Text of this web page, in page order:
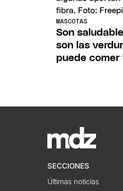
MASCOTAS
Son
son las
puede comer
SECCIONES
Últimas noticias